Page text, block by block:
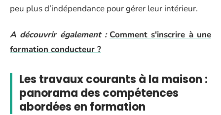
peu plus d’indépendance pour gérer leur intérieur.
A découvrir également : Comment s'inscrire à une
formation conducteur ?
Les travaux courants à la maison :
panorama des compétences
abordées en formation